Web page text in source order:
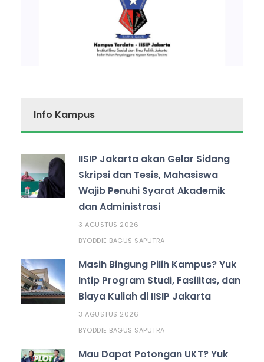
Info Kampus
IISIP Jakarta akan Gelar Sidang
Skripsi dan Tesis, Mahasiswa
Wajib Penuhi Syarat Akademik
dan Administrasi
3 AGUSTUS 2026
BYODDIE BAGUS SAPUTRA
Masih Bingung Pilih Kampus? Yuk
Intip Program Studi, Fasilitas, dan
Biaya Kuliah di IISIP Jakarta
3 AGUSTUS 2026
BYODDIE BAGUS SAPUTRA
Mau Dapat Potongan UKT? Yuk